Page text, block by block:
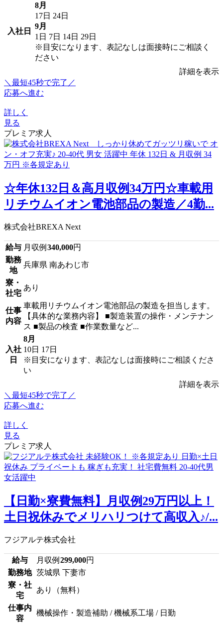
入社日
8月
17日 24日
9月
1日 7日 14日 29日
※目安になります、表記なしは面接時にご相談く
ださい
詳細を表示
＼最短45秒で完了／
応募へ進む
詳しく
見る
プレミア求人
☆年休132日＆高月収例34万円☆車載用
リチウムイオン電池部品の製造／4勤...
株式会社BREXA Next
給与 月収例 340,000円
勤務
地
兵庫県 南あわじ市
寮・
社宅
あり
仕事
内容
車載用リチウムイオン電池部品の製造を担当します。
【具体的な業務内容】 ■製造装置の操作・メンテナン
ス ■製品の検査 ■作業数量など...
入社
日
8月
10日 17日
※目安になります、表記なしは面接時にご相談くださ
い
詳細を表示
＼最短45秒で完了／
応募へ進む
詳しく
見る
プレミア求人
【日勤×寮費無料】月収例29万円以上！
土日祝休みでメリハリつけて高収入♪/...
フジアルテ株式会社
給与 月収例 299,000円
勤務地 茨城県 下妻市
寮・社
宅
あり（無料）
仕事内
容
機械操作・製造補助 / 機械系工場 / 日勤